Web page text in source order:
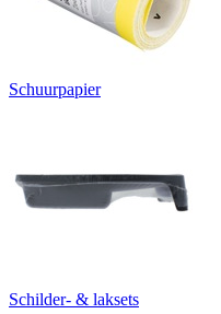
Schuurpapier
Schilder- & laksets